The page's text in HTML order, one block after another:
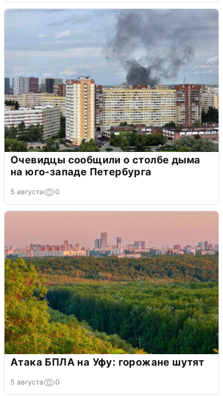
Очевидцы сообщили о столбе дыма
на юго-западе Петербурга
5 августа 0
Атака БПЛА на Уфу: горожане шутят
5 августа 0